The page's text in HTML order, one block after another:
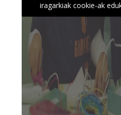
iragarkiak cookie-ak